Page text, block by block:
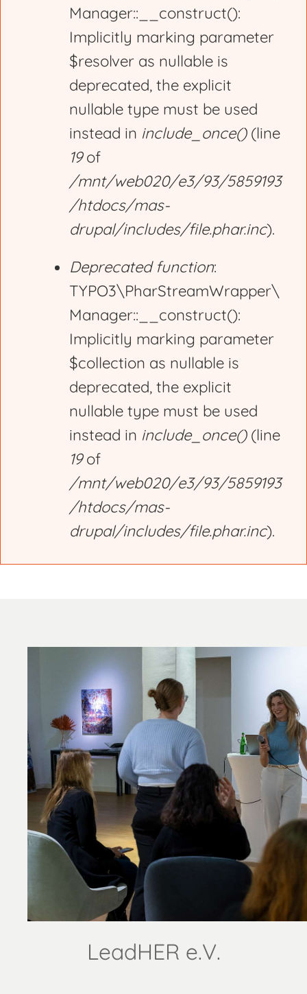
Manager::__construct():
Implicitly marking parameter
$resolver as nullable is
deprecated, the explicit
nullable type must be used
instead in include_once()(line
19of
/mnt/web020/e3/93/5859193
/htdocs/mas-
drupal/includes/file.phar.inc).
Deprecated function:
TYPO3\PharStreamWrapper\
Manager::__construct():
Implicitly marking parameter
$collection as nullable is
deprecated, the explicit
nullable type must be used
instead in include_once()(line
19of
/mnt/web020/e3/93/5859193
/htdocs/mas-
drupal/includes/file.phar.inc).
LeadHER e.V.